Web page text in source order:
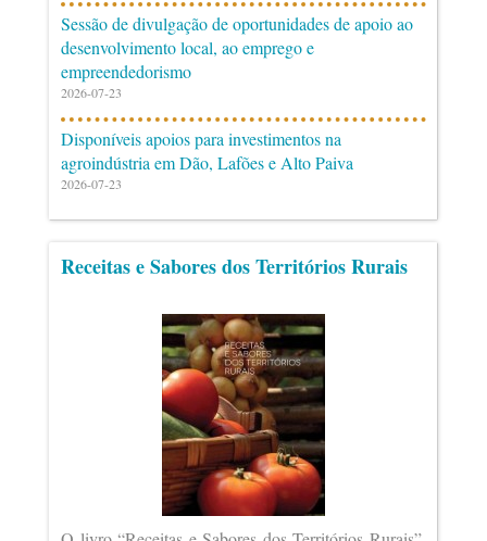
Sessão de divulgação de oportunidades de apoio ao
desenvolvimento local, ao emprego e
empreendedorismo
2026-07-23
Disponíveis apoios para investimentos na
agroindústria em Dão, Lafões e Alto Paiva
2026-07-23
Receitas e Sabores dos Territórios Rurais